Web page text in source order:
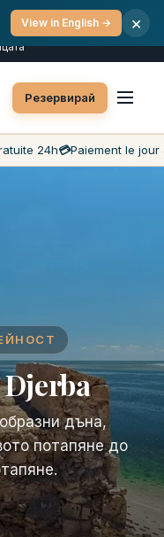
Резервирай
24h💳Paiement le jour
дъна,
потапяне до
View in English → ×